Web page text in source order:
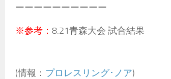
ーーーーーーーーーー
※参考： 8.21青森大会 試合結果
(情報： プロレスリング･ノア)